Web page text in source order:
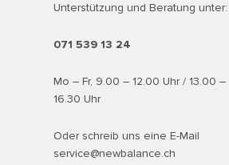
Unterstützung und Beratung unter:
071 539 13 24
Mo – Fr, 9.00 – 12.00 Uhr / 13.00 –
16.30 Uhr
Oder schreib uns eine E-Mail
service@newbalance.ch